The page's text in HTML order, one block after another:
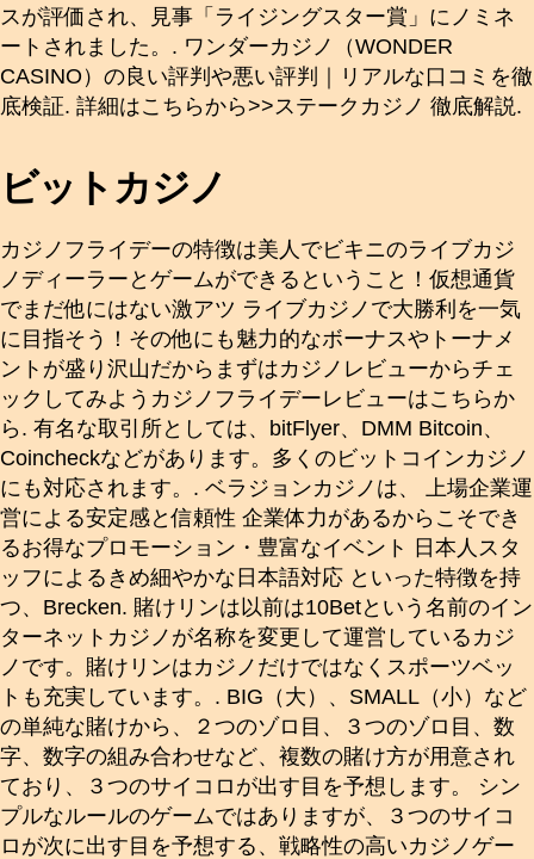
スが評価され、見事「ライジングスター賞」にノミネ
ートされました。. ワンダーカジノ（WONDER
CASINO）の良い評判や悪い評判｜リアルな口コミを徹
底検証. 詳細はこちらから>>ステークカジノ 徹底解説.
ビットカジノ
カジノフライデーの特徴は美人でビキニのライブカジ
ノディーラーとゲームができるということ！仮想通貨
でまだ他にはない激アツ ライブカジノで大勝利を一気
に目指そう！その他にも魅力的なボーナスやトーナメ
ントが盛り沢山だからまずはカジノレビューからチェ
ックしてみようカジノフライデーレビューはこちらか
ら. 有名な取引所としては、bitFlyer、DMM Bitcoin、
Coincheckなどがあります。多くのビットコインカジノ
にも対応されます。. ベラジョンカジノは、 上場企業運
営による安定感と信頼性 企業体力があるからこそでき
るお得なプロモーション・豊富なイベント 日本人スタ
ッフによるきめ細やかな日本語対応 といった特徴を持
つ、Brecken. 賭けリンは以前は10Betという名前のイン
ターネットカジノが名称を変更して運営しているカジ
ノです。賭けリンはカジノだけではなくスポーツベッ
トも充実しています。. BIG（大）、SMALL（小）など
の単純な賭けから、２つのゾロ目、３つのゾロ目、数
字、数字の組み合わせなど、複数の賭け方が用意され
ており、３つのサイコロが出す目を予想します。 シン
プルなルールのゲームではありますが、３つのサイコ
ロが次に出す目を予想する、戦略性の高いカジノゲー